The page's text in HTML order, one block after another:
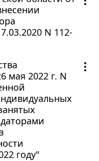
N 112-
мая 2022 г. N
году"